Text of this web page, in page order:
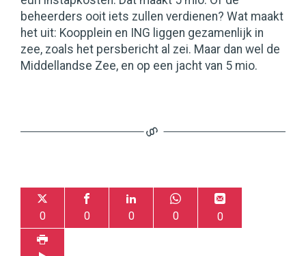
beheerders ooit iets zullen verdienen? Wat maakt
het uit: Koopplein en ING liggen gezamenlijk in
zee, zoals het persbericht al zei. Maar dan wel de
Middellandse Zee, en op een jacht van 5 mio.
0 0 0 0 0